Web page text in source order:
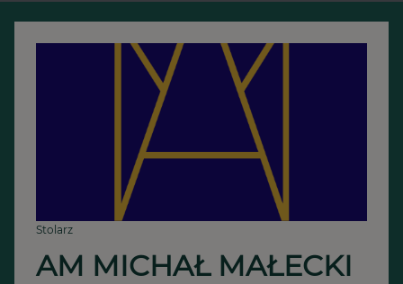
Stolarz
AM MICHAŁ MAŁECKI